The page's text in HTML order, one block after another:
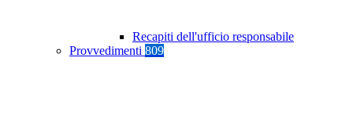
Recapiti dell'ufficio responsabile
Provvedimenti 809